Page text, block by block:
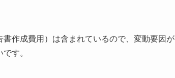
作成費用）は含まれているので、変動要因が
す。